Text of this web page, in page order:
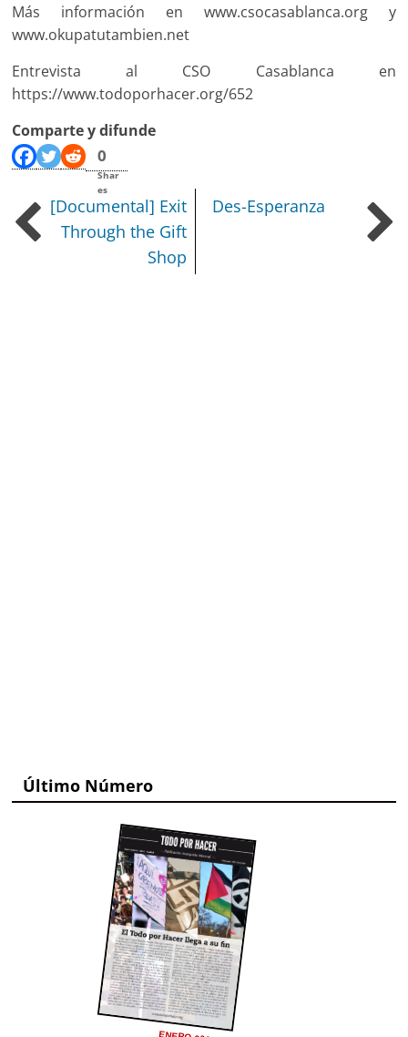
Más información en www.csocasablanca.org y
www.okupatutambien.net
Entrevista al CSO Casablanca en
https://www.todoporhacer.org/652
Comparte y difunde
0
Shar
es
[Documental] Exit
Through the Gift
Shop
Des-Esperanza
Último Número